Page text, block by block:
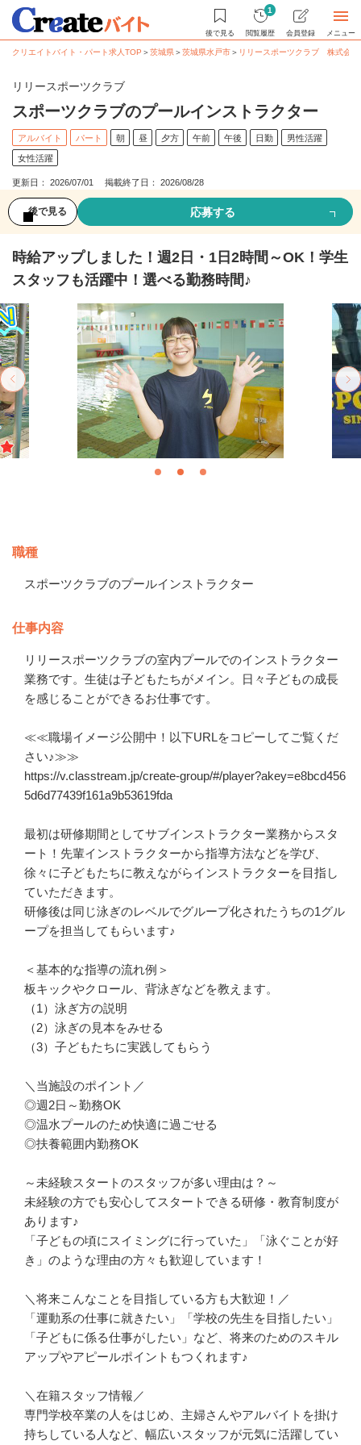
後で見る
1
閲覧履歴 会員登録 メニュー
クリエイトバイト・パート求人TOP ＞茨城県＞茨城県水戸市＞ リリースポーツクラブ 株式会社
リリースポーツクラブ
スポーツクラブのプールインストラクター
アルバイト パート 朝 昼 夕方 午前 午後 日勤 男性活躍
女性活躍
更新日： 2026/07/01 掲載終了日： 2026/08/28
後で見る 応募する
時給アップしました！週2日・1日2時間～OK！学生
スタッフも活躍中！選べる勤務時間♪
職種
スポーツクラブのプールインストラクター
仕事内容
リリースポーツクラブの室内プールでのインストラクター
業務です。生徒は子どもたちがメイン。日々子どもの成長
を感じることができるお仕事です。
≪≪職場イメージ公開中！以下URLをコピーしてご覧くだ
さい♪≫≫
https://v.classtream.jp/create-group/#/player?akey=e8bcd456
5d6d77439f161a9b53619fda
最初は研修期間としてサブインストラクター業務からスタ
ート！先輩インストラクターから指導方法などを学び、
徐々に子どもたちに教えながらインストラクターを目指し
ていただきます。
研修後は同じ泳ぎのレベルでグループ化されたうちの1グル
ープを担当してもらいます♪
＜基本的な指導の流れ例＞
板キックやクロール、背泳ぎなどを教えます。
（1）泳ぎ方の説明
（2）泳ぎの見本をみせる
（3）子どもたちに実践してもらう
＼当施設のポイント／
◎週2日～勤務OK
◎温水プールのため快適に過ごせる
◎扶養範囲内勤務OK
～未経験スタートのスタッフが多い理由は？～
未経験の方でも安心してスタートできる研修・教育制度が
あります♪
「子どもの頃にスイミングに行っていた」「泳ぐことが好
き」のような理由の方々も歓迎しています！
＼将来こんなことを目指している方も大歓迎！／
「運動系の仕事に就きたい」「学校の先生を目指したい」
「子どもに係る仕事がしたい」など、将来のためのスキル
アップやアピールポイントもつくれます♪
＼在籍スタッフ情報／
専門学校卒業の人をはじめ、主婦さんやアルバイトを掛け
持ちしている人など、幅広いスタッフが元気に活躍してい